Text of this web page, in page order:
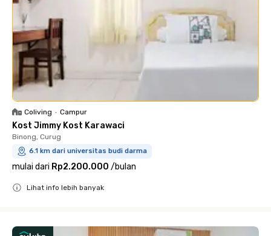
Coliving • Campur
Kost Jimmy Kost Karawaci
Binong, Curug
6.1 km dari universitas budi darma
mulai dari Rp2.200.000 /bulan
Lihat info lebih banyak